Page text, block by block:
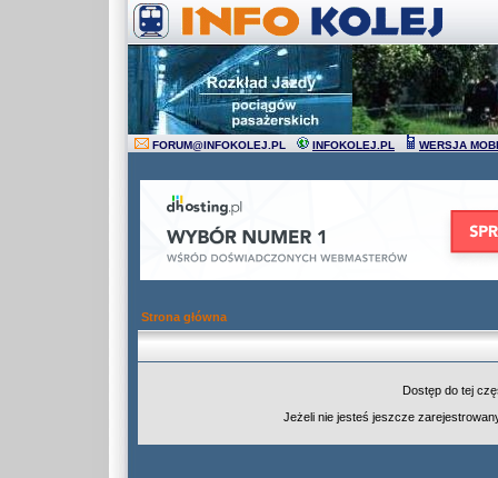
FORUM@INFOKOLEJ.PL INFOKOLEJ.PL WERSJA
Strona główna
Dostęp do tej
Jeżeli nie jesteś jeszcze